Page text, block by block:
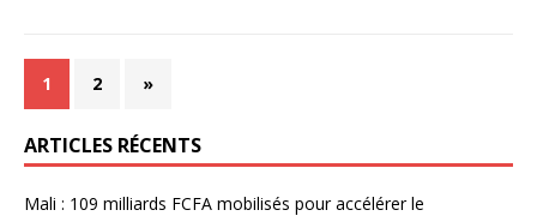
1 2 »
ARTICLES RÉCENTS
Mali : 109 milliards FCFA mobilisés pour accélérer le